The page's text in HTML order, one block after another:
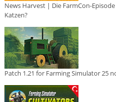
News Harvest | Die FarmCon-
Katzen?
Patch 1.21 for Farming Simulator 25